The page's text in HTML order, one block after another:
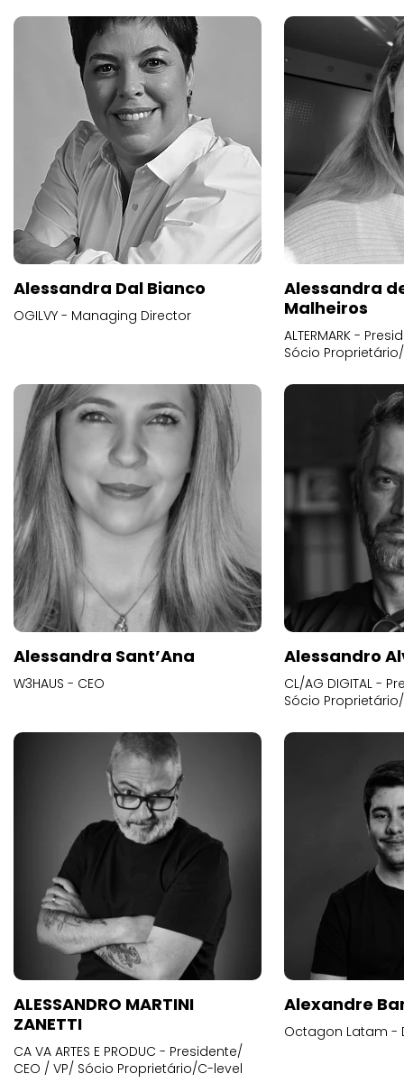
Alessandra Dal Bianco
OGILVY - Managing Director
Alessandra
Malheiros
ALTERMARK -
Sócio
Alessandra Sant’Ana
W3HAUS - CEO
Alessandro
CL/AG DIGITAL -
Sócio
ALESSANDRO MARTINI
ZANETTI
CA VA ARTES E PRODUC - Presidente/
CEO / VP/ Sócio Proprietário/C-level
Alexandre
Octagon Latam -